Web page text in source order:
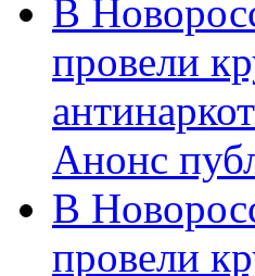
В
провели
Анонс
В
провели